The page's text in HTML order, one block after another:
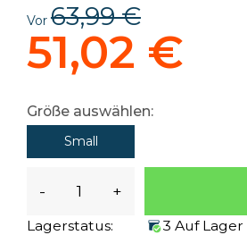
Vor 63,99 €
51,02 €
Größe auswählen:
Small
- +
Lagerstatus:
3 Auf Lager